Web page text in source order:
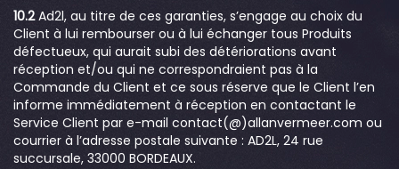
10.2Ad2l, au titre de ces garanties, s’engage au choix du
Client à lui rembourser ou à lui échanger tous Produits
défectueux, qui aurait subi des détériorations avant
réception et/ou qui ne correspondraient pas à la
Commande du Client et ce sous réserve que le Client l’en
informe immédiatement à réception en contactant le
Service Client par e-mail contact(@)allanvermeer.com ou
courrier à l’adresse postale suivante : AD2L, 24 rue
succursale, 33000 BORDEAUX.